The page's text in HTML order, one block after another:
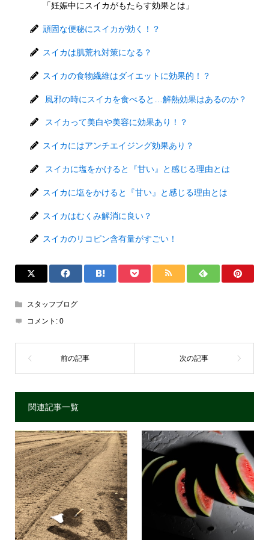
「妊娠中にスイカがもたらす効果とは」
頑固な便秘にスイカが効く！？
スイカは肌荒れ対策になる？
スイカの食物繊維はダイエットに効果的！？
風邪の時にスイカを食べると…解熱効果はあるのか？
スイカって美白や美容に効果あり！？
スイカにはアンチエイジング効果あり？
スイカに塩をかけると『甘い』と感じる理由とは
スイカに塩をかけると『甘い』と感じる理由とは
スイカはむくみ解消に良い？
スイカのリコピン含有量がすごい！
スタッフブログ
コメント: 0
関連記事一覧